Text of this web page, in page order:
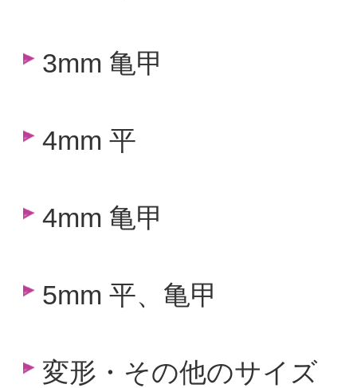
3mm 亀甲
4mm 平
4mm 亀甲
5mm 平、亀甲
変形・その他のサイズ